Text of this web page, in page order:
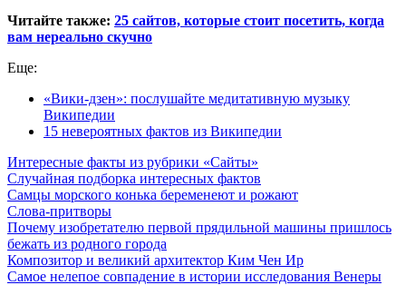
Читайте также: 25 сайтов, которые стоит посетить, когда
вам нереально скучно
Еще:
«Вики-дзен»: послушайте медитативную музыку
Википедии
15 невероятных фактов из Википедии
Интересные факты из рубрики «Сайты»
Случайная подборка интересных фактов
Самцы морского конька беременеют и рожают
Слова-притворы
Почему изобретателю первой прядильной машины пришлось
бежать из родного города
Композитор и великий архитектор Ким Чен Ир
Самое нелепое совпадение в истории исследования Венеры